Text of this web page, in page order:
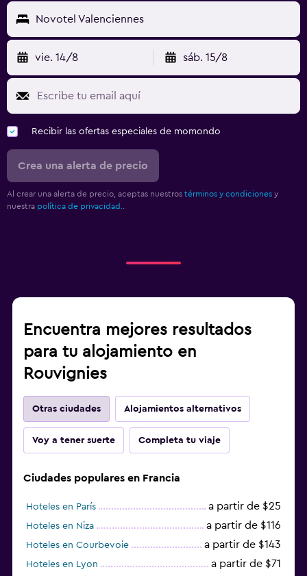
Novotel Valenciennes
vie. 14/8 sáb. 15/8
Recibir las ofertas especiales de momondo
Crea una alerta de precio
Al crear una alerta de precio, aceptas nuestros términos y condiciones y
nuestra política de privacidad.
Encuentra mejores resultados
para tu alojamiento en
Rouvignies
Otras ciudades Alojamientos alternativos
Voy a tener suerte Completa tu viaje
Ciudades populares en Francia
Hoteles en París a partir de $25
Hoteles en Niza a partir de $116
Hoteles en Courbevoie a partir de $143
Hoteles en Lyon a partir de $71